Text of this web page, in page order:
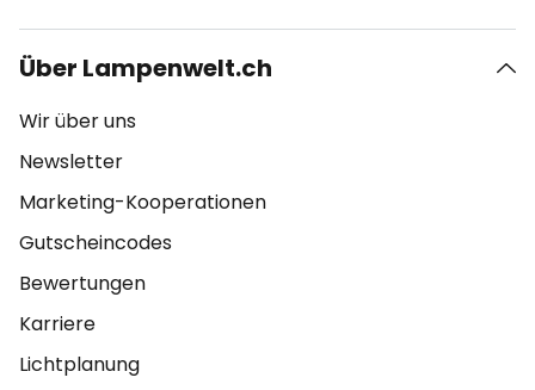
Über Lampenwelt.ch
Wir über uns
Newsletter
Marketing-Kooperationen
Gutscheincodes
Bewertungen
Karriere
Lichtplanung